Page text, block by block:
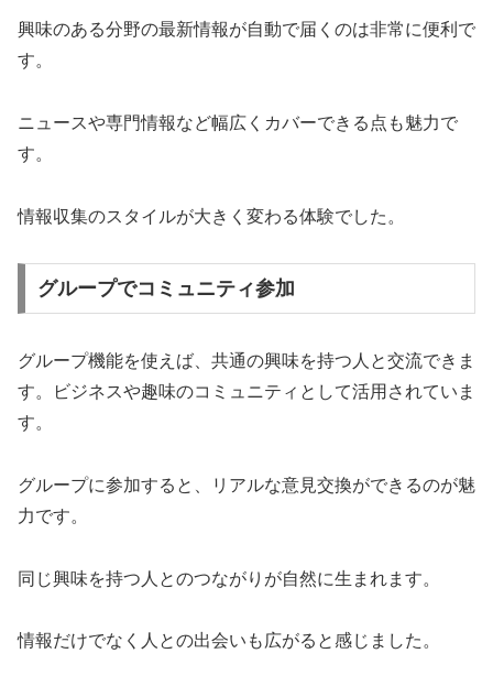
興味のある分野の最新情報が自動で届くのは非常に便利で
す。
ニュースや専門情報など幅広くカバーできる点も魅力で
す。
情報収集のスタイルが大きく変わる体験でした。
グループでコミュニティ参加
グループ機能を使えば、共通の興味を持つ人と交流できま
す。ビジネスや趣味のコミュニティとして活用されていま
す。
グループに参加すると、リアルな意見交換ができるのが魅
力です。
同じ興味を持つ人とのつながりが自然に生まれます。
情報だけでなく人との出会いも広がると感じました。